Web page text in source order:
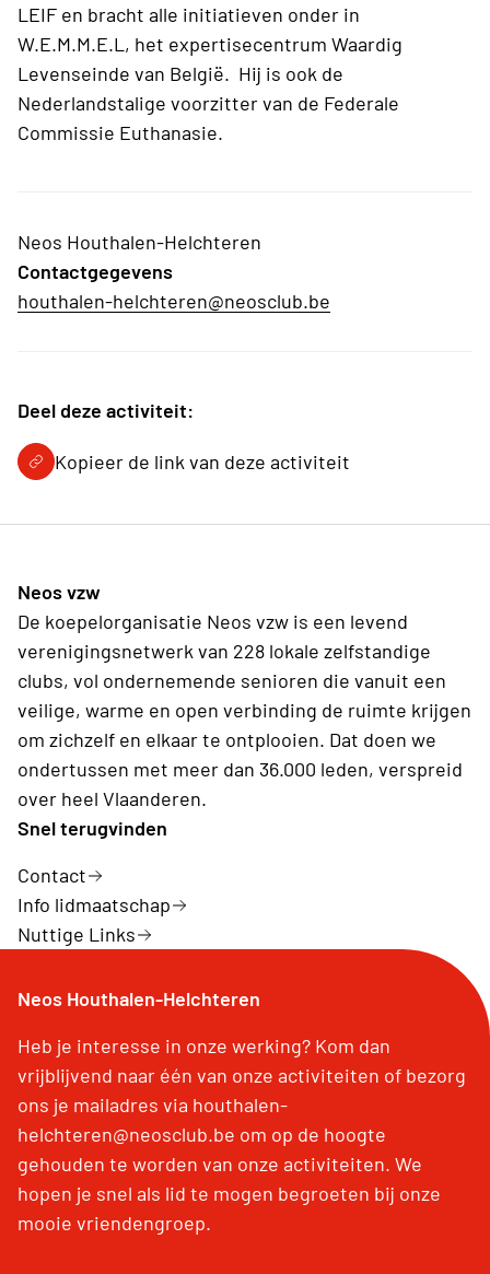
LEIF en bracht alle initiatieven onder in
W.E.M.M.E.L, het expertisecentrum Waardig
Levenseinde van België. Hij is ook de
Nederlandstalige voorzitter van de Federale
Commissie Euthanasie.
Neos Houthalen-Helchteren
Contactgegevens
houthalen-helchteren@neosclub.be
Deel deze activiteit:
Kopieer de link van deze activiteit
Neos vzw
De koepelorganisatie Neos vzw is een levend
verenigingsnetwerk van 228 lokale zelfstandige
clubs, vol ondernemende senioren die vanuit een
veilige, warme en open verbinding de ruimte krijgen
om zichzelf en elkaar te ontplooien. Dat doen we
ondertussen met meer dan 36.000 leden, verspreid
over heel Vlaanderen.
Snel terugvinden
Contact
Info lidmaatschap
Nuttige Links
Neos Houthalen-Helchteren
Heb je interesse in onze werking? Kom dan
vrijblijvend naar één van onze activiteiten of bezorg
ons je mailadres via houthalen-
helchteren@neosclub.be om op de hoogte
gehouden te worden van onze activiteiten. We
hopen je snel als lid te mogen begroeten bij onze
mooie vriendengroep.